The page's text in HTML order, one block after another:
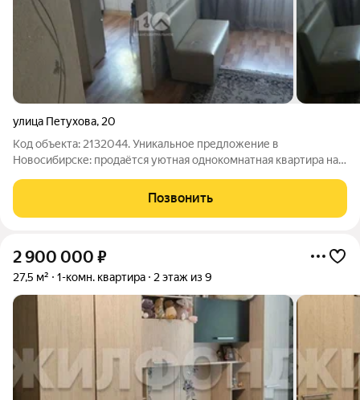
улица Петухова, 20
Код объекта: 2132044. Уникальное предложение в
Новосибирске: продаётся уютная однокомнатная квартира на
комфорт и удобство. Квартира расположена на 4 этаже
пятиэтажного дома, построенного в
Позвонить
2 900 000 ₽
27,5 м² 1-комн. квартира 2 этаж из 9